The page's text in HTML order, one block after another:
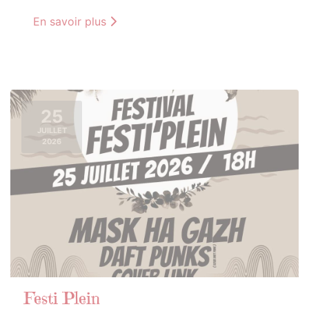
En savoir plus
25
JUILLET
2026
Festi Plein